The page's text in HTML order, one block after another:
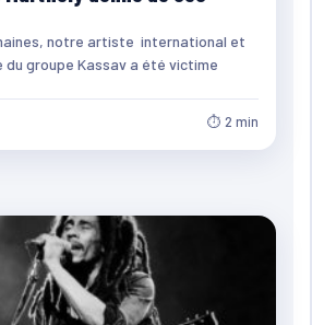
notre artiste international et
du groupe Kassav a été victime
⏱ 2 min